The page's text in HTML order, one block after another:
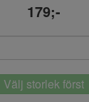
179;-
Välj storlek först